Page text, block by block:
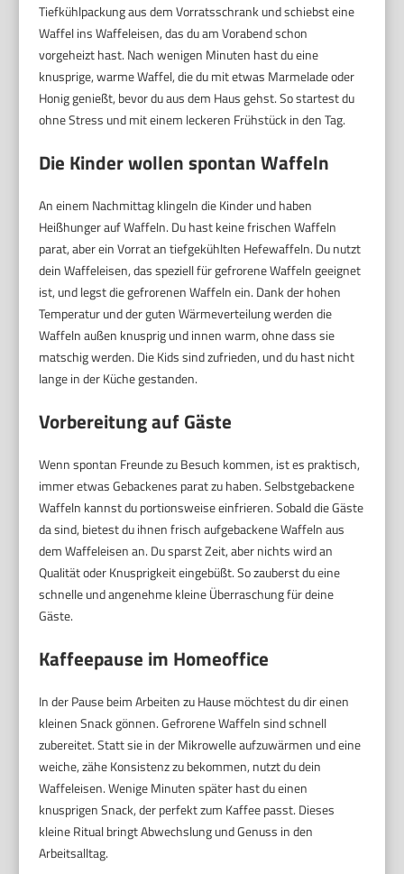
Tiefkühlpackung aus dem Vorratsschrank und schiebst eine
Waffel ins Waffeleisen, das du am Vorabend schon
vorgeheizt hast. Nach wenigen Minuten hast du eine
knusprige, warme Waffel, die du mit etwas Marmelade oder
Honig genießt, bevor du aus dem Haus gehst. So startest du
ohne Stress und mit einem leckeren Frühstück in den Tag.
Die Kinder wollen spontan Waffeln
An einem Nachmittag klingeln die Kinder und haben
Heißhunger auf Waffeln. Du hast keine frischen Waffeln
parat, aber ein Vorrat an tiefgekühlten Hefewaffeln. Du nutzt
dein Waffeleisen, das speziell für gefrorene Waffeln geeignet
ist, und legst die gefrorenen Waffeln ein. Dank der hohen
Temperatur und der guten Wärmeverteilung werden die
Waffeln außen knusprig und innen warm, ohne dass sie
matschig werden. Die Kids sind zufrieden, und du hast nicht
lange in der Küche gestanden.
Vorbereitung auf Gäste
Wenn spontan Freunde zu Besuch kommen, ist es praktisch,
immer etwas Gebackenes parat zu haben. Selbstgebackene
Waffeln kannst du portionsweise einfrieren. Sobald die Gäste
da sind, bietest du ihnen frisch aufgebackene Waffeln aus
dem Waffeleisen an. Du sparst Zeit, aber nichts wird an
Qualität oder Knusprigkeit eingebüßt. So zauberst du eine
schnelle und angenehme kleine Überraschung für deine
Gäste.
Kaffeepause im Homeoffice
In der Pause beim Arbeiten zu Hause möchtest du dir einen
kleinen Snack gönnen. Gefrorene Waffeln sind schnell
zubereitet. Statt sie in der Mikrowelle aufzuwärmen und eine
weiche, zähe Konsistenz zu bekommen, nutzt du dein
Waffeleisen. Wenige Minuten später hast du einen
knusprigen Snack, der perfekt zum Kaffee passt. Dieses
kleine Ritual bringt Abwechslung und Genuss in den
Arbeitsalltag.